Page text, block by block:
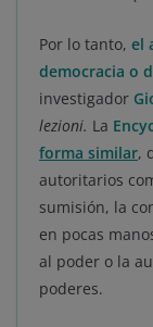
Por lo tanto, el
democracia o
investigador
lezioni. La
forma similar,
autoritarios
sumisión, la
en pocas
al poder o la
poderes.